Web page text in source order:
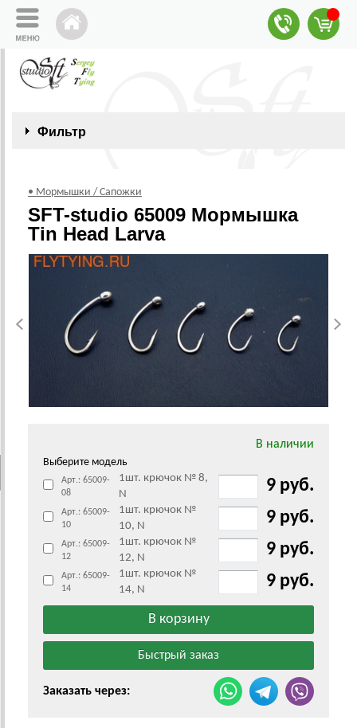
Фильтр
• Мормышки / Сапожки
SFT-studio 65009 Мормышка
Tin Head Larva
В наличии
Выберите модель
Арт.: 65009-
08
1шт. крючок № 8,
N
9 руб.
Арт.: 65009-
10
1шт. крючок №
10, N
9 руб.
Арт.: 65009-
12
1шт. крючок №
12, N
9 руб.
Арт.: 65009-
14
1шт. крючок №
14, N
9 руб.
Заказать через: